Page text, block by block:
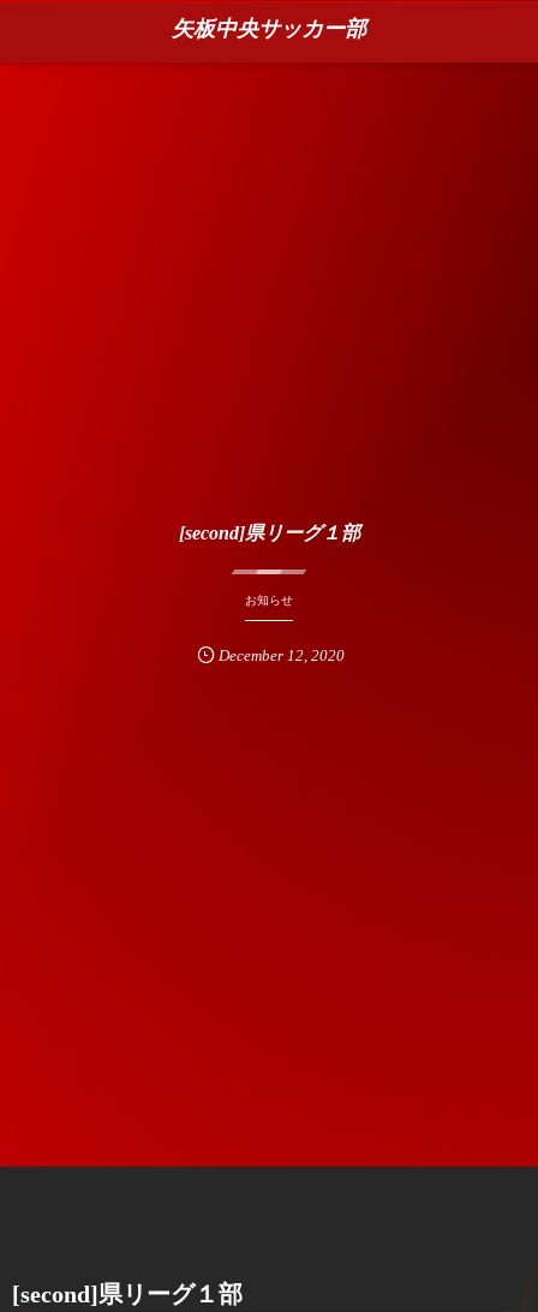
矢板中央サッカー部
[second]県リーグ１部
お知らせ
December 12 ,2020
[second]県リーグ１部